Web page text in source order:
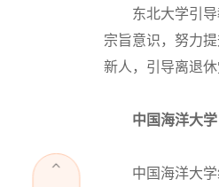
东北大学引导教
宗旨意识，努力
新人，引导离退
中国海洋大学
中国海洋大学组